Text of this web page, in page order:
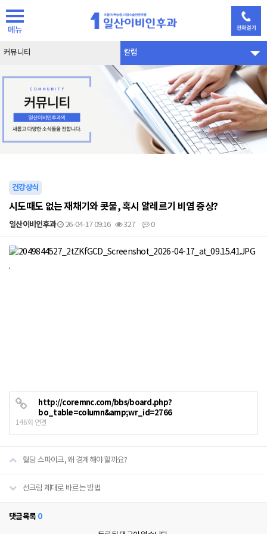
메뉴
커뮤니티 칼럼
건강상식
시도때도 없는 재채기와 콧물, 혹시 알레르기 비염 증상?
일산이비인후과 26-04-17 09:16 327 0
본문
.
http://coremnc.com/bbs/board.php?
bo_table=column&amp;wr_id=2766
146회 연결
혈당 스파이크, 왜 경계해야 할까요?
선크림 제대로 바르는 방법
댓글목록 0